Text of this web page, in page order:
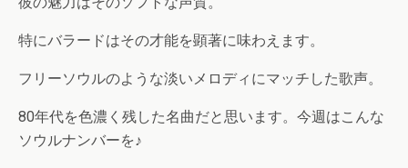
特にバラードはその才能を顕著に味わえます。
フリーソウルのような淡いメロディにマッチした歌声。
80年代を色濃く残した名曲だと思います。今週はこんな
ソウルナンバーを♪